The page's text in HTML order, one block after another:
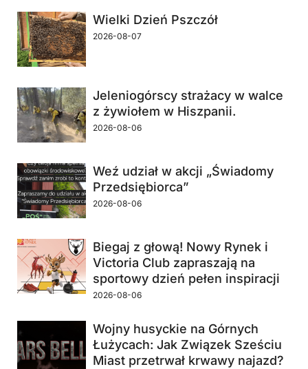
Wielki Dzień Pszczół
2026-08-07
Jeleniogórscy strażacy w walce
z żywiołem w Hiszpanii.
2026-08-06
Weź udział w akcji „Świadomy
Przedsiębiorca”
2026-08-06
Biegaj z głową! Nowy Rynek i
Victoria Club zapraszają na
sportowy dzień pełen inspiracji
2026-08-06
Wojny husyckie na Górnych
Łużycach: Jak Związek Sześciu
Miast przetrwał krwawy najazd?